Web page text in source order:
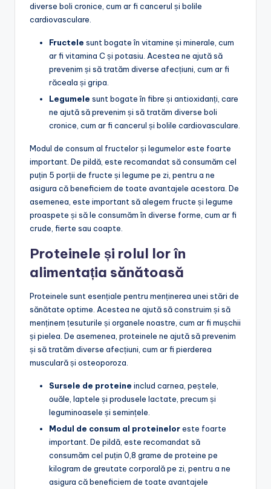
diverse boli cronice, cum ar fi cancerul și bolile
cardiovasculare.
Fructele sunt bogate în vitamine și minerale, cum
ar fi vitamina C și potasiu. Acestea ne ajută să
prevenim și să tratăm diverse afecțiuni, cum ar fi
răceala și gripa.
Legumele sunt bogate în fibre și antioxidanți, care
ne ajută să prevenim și să tratăm diverse boli
cronice, cum ar fi cancerul și bolile cardiovasculare.
Modul de consum al fructelor și legumelor este foarte
important. De pildă, este recomandat să consumăm cel
puțin 5 porții de fructe și legume pe zi, pentru a ne
asigura că beneficiem de toate avantajele acestora. De
asemenea, este important să alegem fructe și legume
proaspete și să le consumăm în diverse forme, cum ar fi
crude, fierte sau coapte.
Proteinele și rolul lor în
alimentația sănătoasă
Proteinele sunt esențiale pentru menținerea unei stări de
sănătate optime. Acestea ne ajută să construim și să
menținem țesuturile și organele noastre, cum ar fi mușchii
și pielea. De asemenea, proteinele ne ajută să prevenim
și să tratăm diverse afecțiuni, cum ar fi pierderea
musculară și osteoporoza.
Sursele de proteine includ carnea, peștele,
ouăle, laptele și produsele lactate, precum și
leguminoasele și semințele.
Modul de consum al proteineloreste foarte
important. De pildă, este recomandat să
consumăm cel puțin 0,8 grame de proteine pe
kilogram de greutate corporală pe zi, pentru a ne
asigura că beneficiem de toate avantajele